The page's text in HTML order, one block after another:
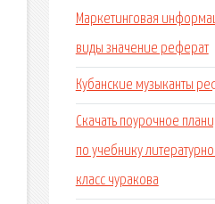
Маркетинговая
виды значение реферат
Кубанские музыканты
Скачать поурочное
по учебнику
класс чуракова